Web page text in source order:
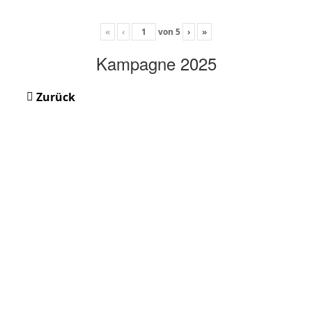
« ‹ von 5 › »
Kampagne 2025
Zurück